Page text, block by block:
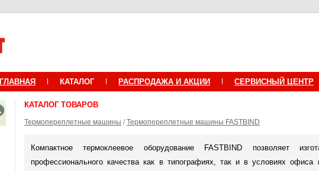
ГЛАВНАЯ КАТАЛОГ РАСПРОДАЖА И АКЦИИ СЕРВИСНЫЙ ЦЕНТР
КАТАЛОГ ТОВАРОВ
Термопереплетные машины /Термопереплетные машины FASTBIND
Компактное термоклеевое оборудование FASTBIND позволяет
профессионального качества как в типографиях, так и в условиях офиса